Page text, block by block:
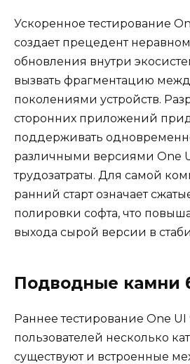
Ускоренное тестирование
создает прецедент
обновления внутри
вызвать фрагментацию
поколениями устройств.
сторонних приложений
поддерживать
различными версиями One
трудозатраты. Для самой
ранний старт означает
полировки софта, что
выхода сырой версии в
Подводные камни
Раннее тестирование One UI
пользователей несколько
существуют и встроенные